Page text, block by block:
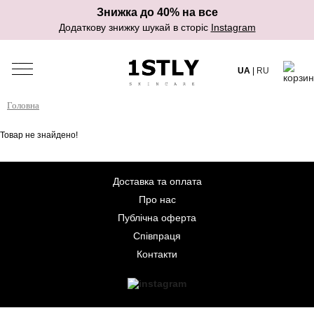
Знижка до 40% на все
Додаткову знижку шукай в сторіс Instagram
UA RU
Головна
Товар не знайдено!
Доставка та оплата
Про нас
Публічна оферта
Співпраця
Контакти